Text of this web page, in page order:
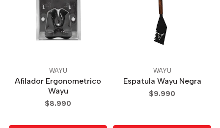
WAYU
Afilador Ergonometrico
Wayu
$8.990
WAYU
Espatula Wayu Negra
$9.990